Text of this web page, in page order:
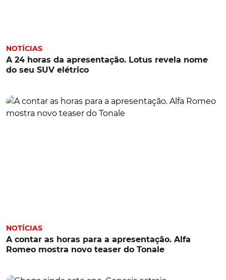
NOTÍCIAS
A 24 horas da apresentação. Lotus revela nome
do seu SUV elétrico
NOTÍCIAS
A contar as horas para a apresentação. Alfa
Romeo mostra novo teaser do Tonale